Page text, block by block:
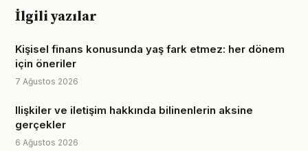
İlgili yazılar
Kişisel finans konusunda yaş fark etmez: her dönem
için öneriler
7 Ağustos 2026
Ilişkiler ve iletişim hakkında bilinenlerin aksine
gerçekler
6 Ağustos 2026